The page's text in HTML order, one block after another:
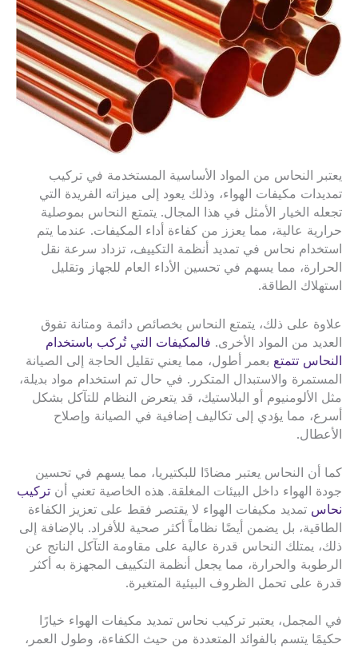
يعتبر النحاس من المواد الأساسية المستخدمة في تركيب
تمديدات مكيفات الهواء، وذلك يعود إلى ميزاته الفريدة التي
تجعله الخيار الأمثل في هذا المجال. يتمتع النحاس بموصلية
حرارية عالية، مما يعزز من كفاءة أداء المكيفات. عندما يتم
استخدام نحاس في تمديد أنظمة التكييف، تزداد سرعة نقل
الحرارة، مما يسهم في تحسين الأداء العام للجهاز وتقليل
استهلاك الطاقة.
علاوة على ذلك، يتمتع النحاس بخصائص دائمة ومتانة تفوق
العديد من المواد الأخرى. فالمكيفات التي تُركب باستخدام
النحاس تتمتع بعمر أطول، مما يعني تقليل الحاجة إلى الصيانة
المستمرة والاستبدال المتكرر. في حال تم استخدام مواد بديلة،
مثل الألومنيوم أو البلاستيك، قد يتعرض النظام للتآكل بشكل
أسرع، مما يؤدي إلى تكاليف إضافية في الصيانة وإصلاح
الأعطال.
كما أن النحاس يعتبر مضادًا للبكتيريا، مما يسهم في تحسين
جودة الهواء داخل البيئات المغلقة. هذه الخاصية تعني أن تركيب
نحاس تمديد مكيفات الهواء لا يقتصر فقط على تعزيز الكفاءة
الطاقية، بل يضمن أيضًا نظاماً أكثر صحية للأفراد. بالإضافة إلى
ذلك، يمتلك النحاس قدرة عالية على مقاومة التآكل الناتج عن
الرطوبة والحرارة، مما يجعل أنظمة التكييف المجهزة به أكثر
قدرة على تحمل الظروف البيئية المتغيرة.
في المجمل، يعتبر تركيب نحاس تمديد مكيفات الهواء خيارًا
حكيمًا يتسم بالفوائد المتعددة من حيث الكفاءة، وطول العمر،